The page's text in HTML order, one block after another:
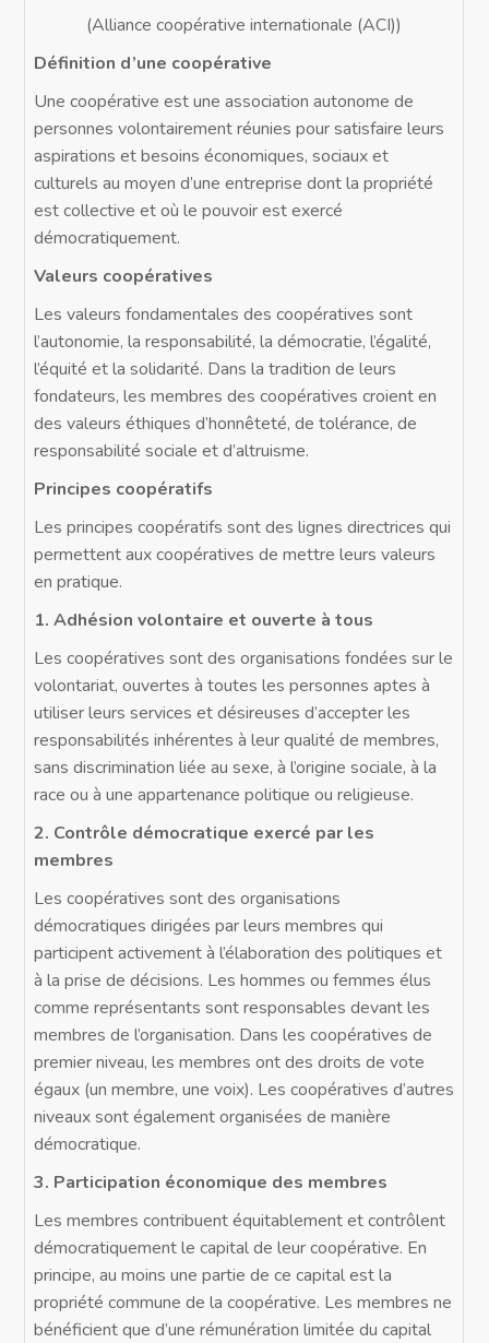
(Alliance coopérative internationale (ACI))
Définition d’une coopérative
Une coopérative est une association autonome de
personnes volontairement réunies pour satisfaire leurs
aspirations et besoins économiques, sociaux et
culturels au moyen d’une entreprise dont la propriété
est collective et où le pouvoir est exercé
démocratiquement.
Valeurs coopératives
Les valeurs fondamentales des coopératives sont
l’autonomie, la responsabilité, la démocratie, l’égalité,
l’équité et la solidarité. Dans la tradition de leurs
fondateurs, les membres des coopératives croient en
des valeurs éthiques d’honnêteté, de tolérance, de
responsabilité sociale et d’altruisme.
Principes coopératifs
Les principes coopératifs sont des lignes directrices qui
permettent aux coopératives de mettre leurs valeurs
en pratique.
1. Adhésion volontaire et ouverte à tous
Les coopératives sont des organisations fondées sur le
volontariat, ouvertes à toutes les personnes aptes à
utiliser leurs services et désireuses d’accepter les
responsabilités inhérentes à leur qualité de membres,
sans discrimination liée au sexe, à l’origine sociale, à la
race ou à une appartenance politique ou religieuse.
2. Contrôle démocratique exercé par les
membres
Les coopératives sont des organisations
démocratiques dirigées par leurs membres qui
participent activement à l’élaboration des politiques et
à la prise de décisions. Les hommes ou femmes élus
comme représentants sont responsables devant les
membres de l’organisation. Dans les coopératives de
premier niveau, les membres ont des droits de vote
égaux (un membre, une voix). Les coopératives d’autres
niveaux sont également organisées de manière
démocratique.
3. Participation économique des membres
Les membres contribuent équitablement et contrôlent
démocratiquement le capital de leur coopérative. En
principe, au moins une partie de ce capital est la
propriété commune de la coopérative. Les membres ne
bénéficient que d’une rémunération limitée du capital